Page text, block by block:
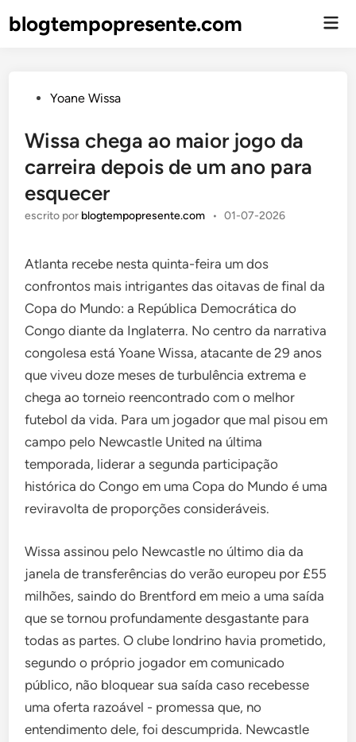
blogtempopresente.com
EnviadoYoane Wissa
Wissa chega ao maior jogo da
carreira depois de um ano para
esquecer
escrito por blogtempopresente.com • 01-07-2026
Atlanta recebe nesta quinta-feira um dos
confrontos mais intrigantes das oitavas de final da
Copa do Mundo: a República Democrática do
Congo diante da Inglaterra. No centro da narrativa
congolesa está Yoane Wissa, atacante de 29 anos
que viveu doze meses de turbulência extrema e
chega ao torneio reencontrado com o melhor
futebol da vida. Para um jogador que mal pisou em
campo pelo Newcastle United na última
temporada, liderar a segunda participação
histórica do Congo em uma Copa do Mundo é uma
reviravolta de proporções consideráveis.
Wissa assinou pelo Newcastle no último dia da
janela de transferências do verão europeu por £55
milhões, saindo do Brentford em meio a uma saída
que se tornou profundamente desgastante para
todas as partes. O clube londrino havia prometido,
segundo o próprio jogador em comunicado
público, não bloquear sua saída caso recebesse
uma oferta razoável - promessa que, no
entendimento dele, foi descumprida. Newcastle